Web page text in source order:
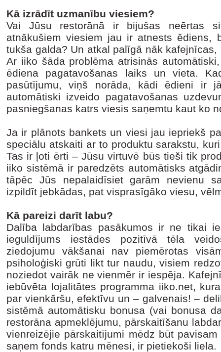
Kā izrādīt uzmanību viesiem?
Vai Jūsu restorānā ir bijušas neērtas
atnākušiem viesiem jau ir atnests ēdiens,
tukša galda? Un atkal palīgā nāk
Ar iiko šāda problēma atrisinās
ēdiena pagatavošanas laiks un vieta.
pasūtījumu, viņš norāda, kādi ēdieni ir
automātiski izveido pagatavošanas
pasniegšanas katrs viesis saņemtu kaut ko
Ja ir plānots bankets un viesi jau iepriekš
speciālu atskaiti ar to produktu sarakstu,
Tas ir ļoti ērti – Jūsu virtuvē būs tieši tik
iiko sistēmā ir paredzēts automātisks
tāpēc Jūs nepalaidīsiet garām nevienu
izpildīt jebkādas, pat visprasīgāko viesu,
Kā pareizi darīt labu?
Dalība labdarības pasākumos ir ne tikai
ieguldījums iestādes pozitīvā tēla
ziedojumu vākšanai nav piemērotas
psiholoģiski grūti likt tur naudu, visiem
noziedot vairāk ne vienmēr ir iespēja.
iebūvēta lojalitātes programma iiko.net,
par vienkāršu, efektīvu un – galvenais! –
sistēmā automātisku bonusa (vai bonusa
restorāna apmeklējumu, pārskaitīšanu
vienreizējie pārskaitījumi mēdz būt
saņem fonds katru mēnesi, ir pietiekoši liela.